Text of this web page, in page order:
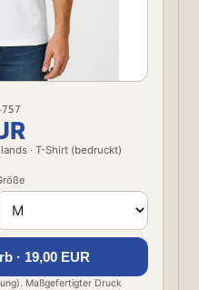
· T-Shirt (bedruckt)
· 19,00 EUR
Maßgefertigter Druck